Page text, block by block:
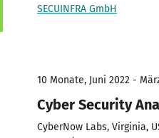
SECUINFRA GmbH
10 Monate, Juni 2022 -
Cyber Security
CyberNow Labs, Virginia,